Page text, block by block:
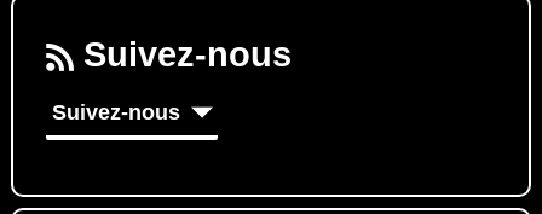
Suivez-nous
Suivez-nous